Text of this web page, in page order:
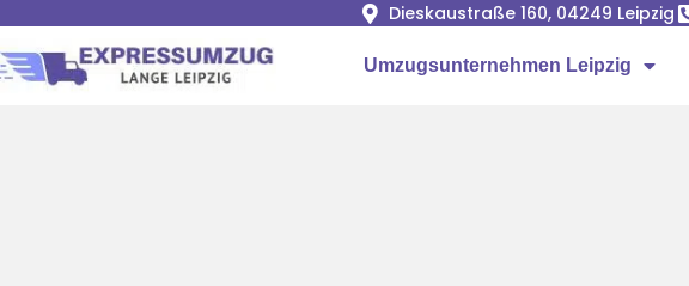
Dieskaustraße 160, 04249 Leipzig
Umzugsunternehmen Leipzig